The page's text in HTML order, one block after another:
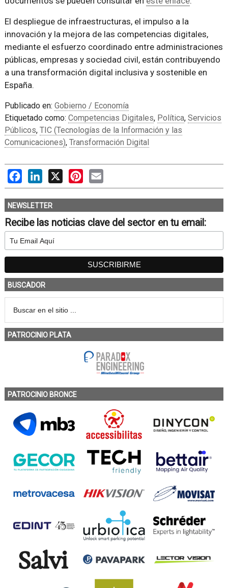
El despliegue de infraestructuras, el impulso a la
innovación y la mejora de las competencias digitales,
mediante el esfuerzo coordinado entre administraciones
públicas, empresas y sociedad civil, están contribuyendo
a una transformación digital inclusiva y sostenible en
España.
Publicado en: Gobierno / Economía
Etiquetado como: Competencias Digitales, Política, Servicios
Públicos, TIC (Tecnologías de la Información y las
Comunicaciones), Transformación Digital
FacebookLinkedIn Pinterest
NEWSLETTER
Recibe las noticias clave del sector en tu email:
BUSCADOR
PATROCINIO PLATA
PATROCINIO BRONCE